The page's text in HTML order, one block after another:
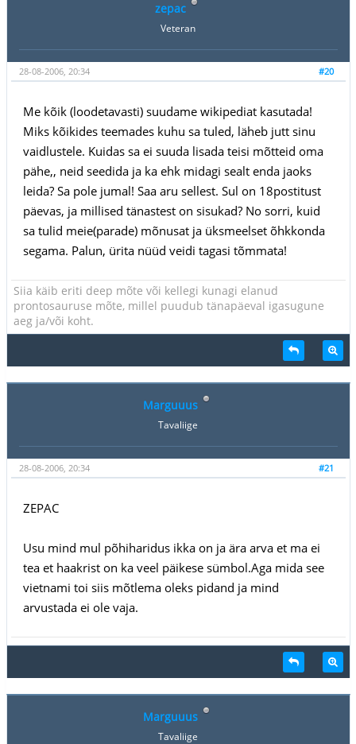
zepac
Veteran
#20
28-08-2006, 20:34
Me kõik (loodetavasti) suudame wikipediat kasutada!
Miks kõikides teemades kuhu sa tuled, läheb jutt sinu
vaidlustele. Kuidas sa ei suuda lisada teisi mõtteid oma
pähe,, neid seedida ja ka ehk midagi sealt enda jaoks
leida? Sa pole jumal! Saa aru sellest. Sul on 18postitust
päevas, ja millised tänastest on sisukad? No sorri, kuid
sa tulid meie(parade) mõnusat ja üksmeelset õhkkonda
segama. Palun, ürita nüüd veidi tagasi tõmmata!
Siia käib eriti deep mõte või kellegi kunagi elanud
prontosauruse mõte, millel puudub tänapäeval igasugune
aeg ja/või koht.
Marguuus
Tavaliige
#21
28-08-2006, 20:34
ZEPAC
Usu mind mul põhiharidus ikka on ja ära arva et ma ei
tea et haakrist on ka veel päikese sümbol.Aga mida see
vietnami toi siis mõtlema oleks pidand ja mind
arvustada ei ole vaja.
Marguuus
Tavaliige